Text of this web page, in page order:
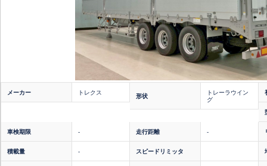
メーカー トレクス 形状
トレーラウイン
グ
車検期限 - 走行距離 -
積載量 - スピードリミッタ